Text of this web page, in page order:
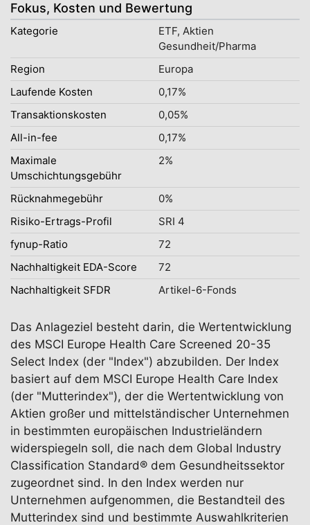
Fokus, Kosten und Bewertung
Kategorie
ETF, Aktien
Gesundheit/Pharma
Region
Europa
Laufende Kosten
0,17%
Transaktionskosten
0,05%
All-in-fee
0,17%
Maximale
Umschichtungsgebühr
2%
Rücknahmegebühr
0%
Risiko-Ertrags-Profil
SRI 4
fynup-Ratio
72
Nachhaltigkeit EDA-Score
72
Nachhaltigkeit SFDR
Artikel-6-Fonds
Das Anlageziel besteht darin, die Wertentwicklung
des MSCI Europe Health Care Screened 20-35
Select Index (der "Index") abzubilden. Der Index
basiert auf dem MSCI Europe Health Care Index
(der "Mutterindex"), der die Wertentwicklung von
Aktien großer und mittelständischer Unternehmen
in bestimmten europäischen Industrieländern
widerspiegeln soll, die nach dem Global Industry
Classification Standard® dem Gesundheitssektor
zugeordnet sind. In den Index werden nur
Unternehmen aufgenommen, die Bestandteil des
Mutterindex sind und bestimmte Auswahlkriterien